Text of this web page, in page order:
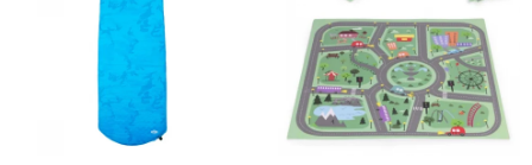
Triciclete copii si adulti
Trotinete copii si adulti
Biciclete fara pedale
Masinute fara pedale